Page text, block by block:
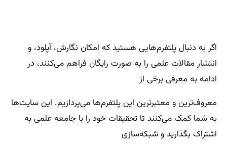
اگر به دنبال پلتفرم‌هایی هستید که امکان نگارش، آپلود، و
انتشار مقالات علمی را به صورت رایگان فراهم می‌کنند، در
ادامه به معرفی برخی از
معروف‌ترین و معتبرترین این پلتفرم‌ها می‌پردازیم. این سایت‌ها
به شما کمک می‌کنند تا تحقیقات خود را با جامعه علمی به
اشتراک بگذارید و شبکه‌سازی